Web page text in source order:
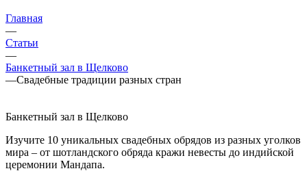
Главная
—
Статьи
—
Банкетный зал в Щелково
—Свадебные традиции разных стран
Банкетный зал в Щелково
Изучите 10 уникальных свадебных обрядов из разных уголков
мира – от шотландского обряда кражи невесты до индийской
церемонии Мандапа.